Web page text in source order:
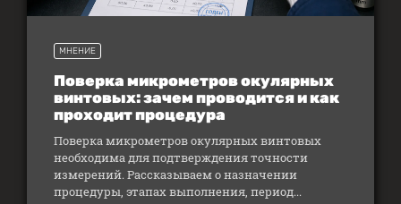
МНЕНИЕ
Поверка микрометров окулярных
винтовых: зачем проводится и как
проходит процедура
Поверка микрометров окулярных винтовых
необходима для подтверждения точности
измерений. Рассказываем о назначении
процедуры, этапах выполнения, период...